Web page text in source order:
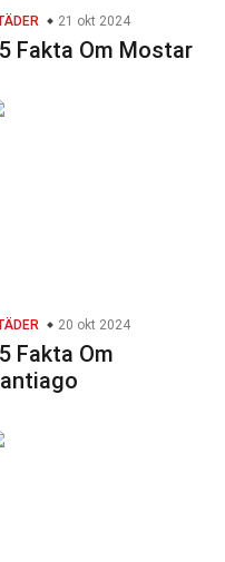
21 okt 2024
Fakta Om Mostar
20 okt 2024
Fakta Om